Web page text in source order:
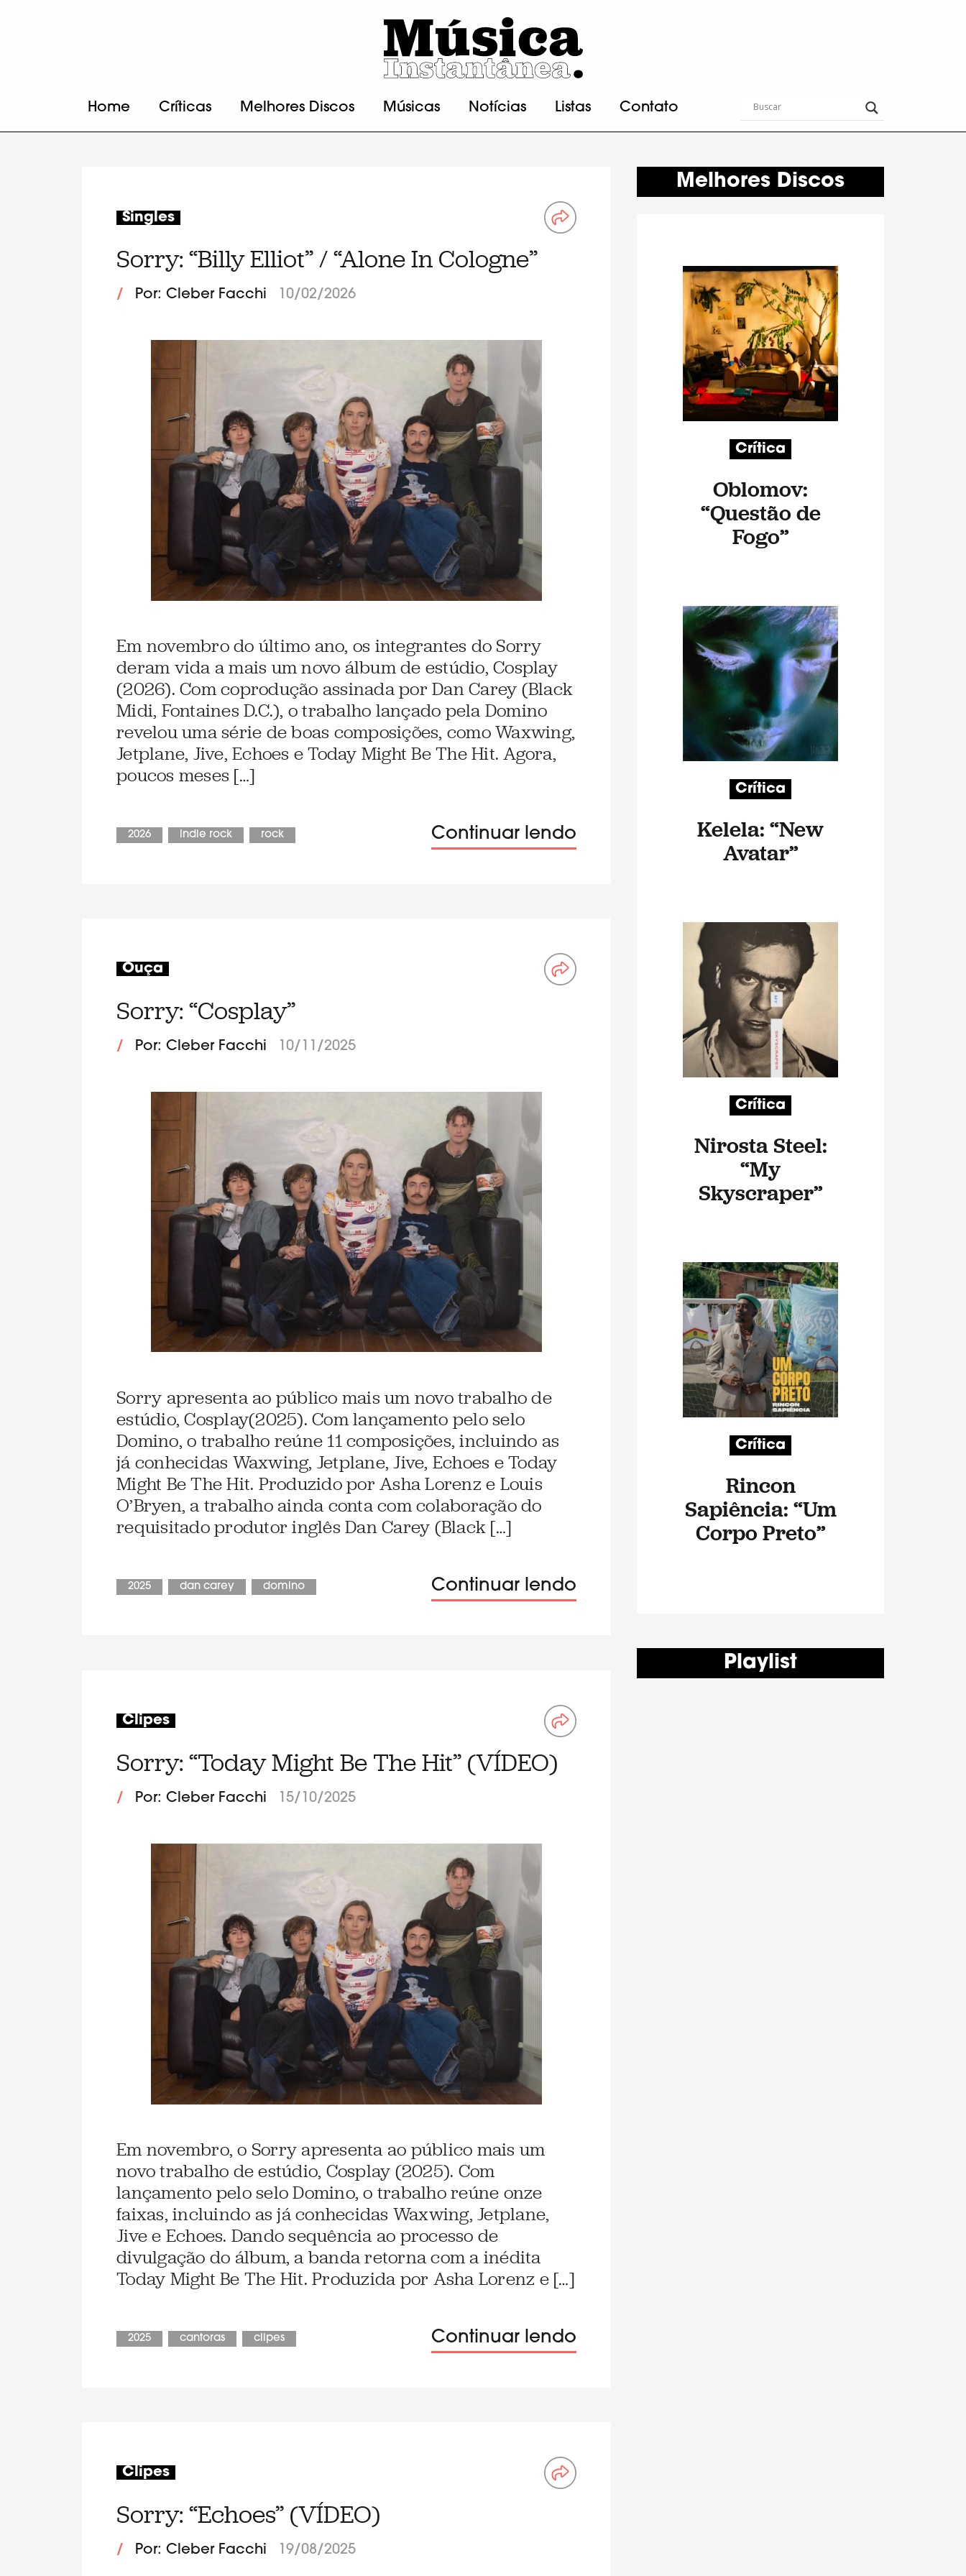
Home Críticas Melhores Discos Músicas Notícias Listas Contato
Singles
Sorry: “Billy Elliot” / “Alone In Cologne”
/ Por: Cleber Facchi 10/02/2026
Em novembro do último ano, os integrantes do Sorry
deram vida a mais um novo álbum de estúdio, Cosplay
(2026). Com coprodução assinada por Dan Carey (Black
Midi, Fontaines D.C.), o trabalho lançado pela Domino
revelou uma série de boas composições, como Waxwing,
Jetplane, Jive, Echoes e Today Might Be The Hit. Agora,
poucos meses […]
2026 indie rock rock Continuar lendo
Ouça
Sorry: “Cosplay”
/ Por: Cleber Facchi 10/11/2025
Sorry apresenta ao público mais um novo trabalho de
estúdio, Cosplay(2025). Com lançamento pelo selo
Domino, o trabalho reúne 11 composições, incluindo as
já conhecidas Waxwing, Jetplane, Jive, Echoes e Today
Might Be The Hit. Produzido por Asha Lorenz e Louis
O’Bryen, a trabalho ainda conta com colaboração do
requisitado produtor inglês Dan Carey (Black […]
2025 dan carey domino Continuar lendo
Clipes
Sorry: “Today Might Be The Hit” (VÍDEO)
/ Por: Cleber Facchi 15/10/2025
Em novembro, o Sorry apresenta ao público mais um
novo trabalho de estúdio, Cosplay (2025). Com
lançamento pelo selo Domino, o trabalho reúne onze
faixas, incluindo as já conhecidas Waxwing, Jetplane,
Jive e Echoes. Dando sequência ao processo de
divulgação do álbum, a banda retorna com a inédita
Today Might Be The Hit. Produzida por Asha Lorenz e […]
2025 cantoras clipes Continuar lendo
Clipes
Sorry: “Echoes” (VÍDEO)
/ Por: Cleber Facchi 19/08/2025
Melhores Discos
Crítica
Oblomov:
“Questão de
Fogo”
Crítica
Kelela: “New
Avatar”
Crítica
Nirosta Steel:
“My
Skyscraper”
Crítica
Rincon
Sapiência: “Um
Corpo Preto”
Playlist